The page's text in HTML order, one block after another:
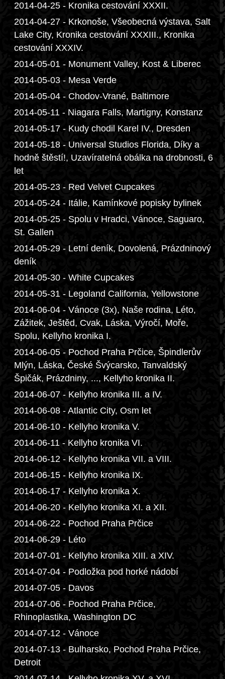
2014-04-25 - Kronika cestování XXXII.
2014-04-27 - Krkonoše, Všeobecná výstava, Salt
Lake City, Kronika cestování XXXIII., Kronika
cestování XXXIV.
2014-05-01 - Monument Valley, Kost & Liberec
2014-05-03 - Mesa Verde
2014-05-04 - Chodov-Vrané, Baltimore
2014-05-11 - Niagara Falls, Martigny, Konstanz
2014-05-17 - Kudy chodil Karel IV., Dresden
2014-05-18 - Universal Studios Florida, Díky a
hodně štěstí!, Uzavíratelná obálka na drobnosti, 6
let
2014-05-23 - Red Velvet Cupcakes
2014-05-24 - Itálie, Kamínkové popisky bylinek
2014-05-25 - Spolu v Hradci, Vánoce, Saguaro,
St. Gallen
2014-05-29 - Letní deník, Dovolená, Prázdninový
deník
2014-05-30 - White Cupcakes
2014-05-31 - Legoland California, Yellowstone
2014-06-04 - Vánoce (3x), Naše rodina, Léto,
Zážitek, Ještěd, Cvak, Láska, Výročí, Moře,
Spolu, Kellyho kronika I.
2014-06-05 - Pochod Praha Prčice, Špindlerův
Mlýn, Láska, České Švýcarsko, Tanvaldský
Špičák, Prázdniny, ..., Kellyho kronika II.
2014-06-07 - Kellyho kronika III. a IV.
2014-06-08 - Atlantic City, Osm let
2014-06-10 - Kellyho kronika V.
2014-06-11 - Kellyho kronika VI.
2014-06-12 - Kellyho kronika VII. a VIII.
2014-06-15 - Kellyho kronika IX.
2014-06-17 - Kellyho kronika X.
2014-06-20 - Kellyho kronika XI. a XII.
2014-06-22 - Pochod Praha Prčice
2014-06-29 - Léto
2014-07-01 - Kellyho kronika XIII. a XIV.
2014-07-04 - Podložka pod horké nádobí
2014-07-05 - Davos
2014-07-06 - Pochod Praha Prčice,
Rhinoplastika, Washington DC
2014-07-12 - Vánoce
2014-07-13 - Bulharsko, Pochod Praha Prčice,
Detroit